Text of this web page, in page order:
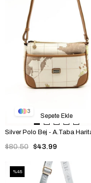
3
$43.99
$80.50
Sepete Ekle
%45